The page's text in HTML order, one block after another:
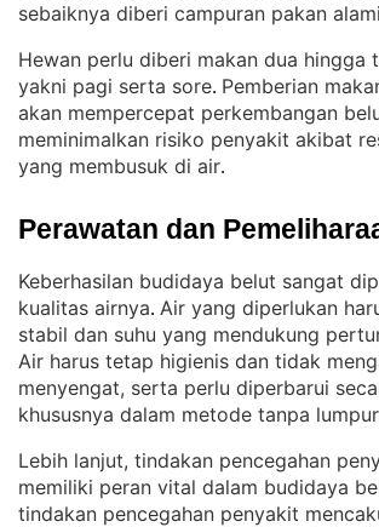
sebaiknya diberi campuran pakan
Hewan perlu diberi makan dua hingga
yakni pagi serta sore. Pemberian
akan mempercepat perkembangan
meminimalkan risiko penyakit akibat
yang membusuk di air.
Perawatan dan
Keberhasilan budidaya belut sangat
kualitas airnya. Air yang diperlukan
stabil dan suhu yang mendukung
Air harus tetap higienis dan tidak
menyengat, serta perlu diperbarui
khususnya dalam metode tanpa
Lebih lanjut, tindakan pencegahan
memiliki peran vital dalam budidaya
tindakan pencegahan penyakit